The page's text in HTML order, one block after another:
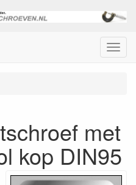
Menu
met
kop DIN95